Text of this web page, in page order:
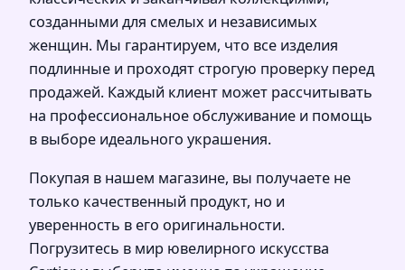
созданными для смелых и независимых
женщин. Мы гарантируем, что все изделия
подлинные и проходят строгую проверку перед
продажей. Каждый клиент может рассчитывать
на профессиoнальное обслуживание и помощь
в выборе идеального украшения.
Покупая в нашем магазине, вы получаете не
только качественный продукт, но и
уверенность в его оригинальности.
Погрузитесь в мир ювелирного искусства